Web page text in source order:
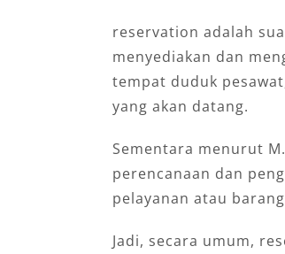
reservation adalah
menyediakan dan
tempat duduk
yang akan datang.
Sementara menurut
perencanaan dan
pelayanan atau
Jadi, secara umum,